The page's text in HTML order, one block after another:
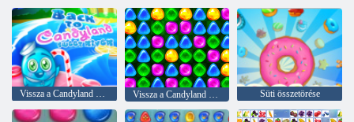
Vissza a Candyland Sweet Riverbe Vissza a Candyland 4 -hez: nyalóka kert Süti összetörése